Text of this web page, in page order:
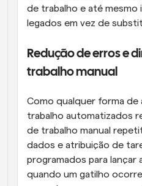
de trabalho e até mesmo
legados em vez de
Redução de erros e
trabalho manual
Como qualquer forma
trabalho automatizados
de trabalho manual
dados e atribuição de
programados para
quando um gatilho